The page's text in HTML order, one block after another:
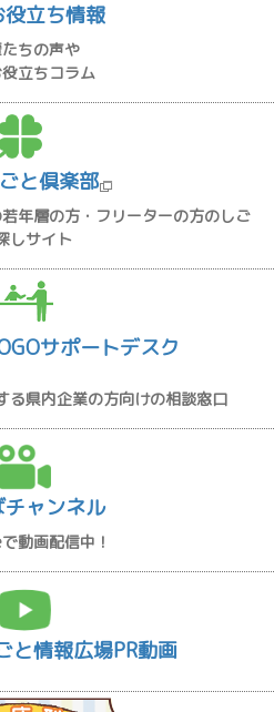
役立ち情報
ちの声や
立ちコラム
と倶楽部
年層の方・フリーターの方のしご
しサイト
サポートデスク
る県内企業の方向けの相談窓口
チャンネル
動画配信中！
と情報広場PR動画